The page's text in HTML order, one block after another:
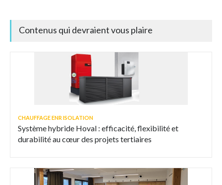
de l'air
Contenus qui devraient vous plaire
CHAUFFAGE ENR ISOLATION
Système hybride Hoval : efficacité, flexibilité et
durabilité au cœur des projets tertiaires